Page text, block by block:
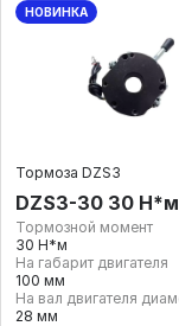
НОВИНКА
Тормоза DZS3
DZS3-30 30 Н*м
Тормозной момент
30 Н*м
На габарит двигателя
100 мм
На вал двигателя
28 мм